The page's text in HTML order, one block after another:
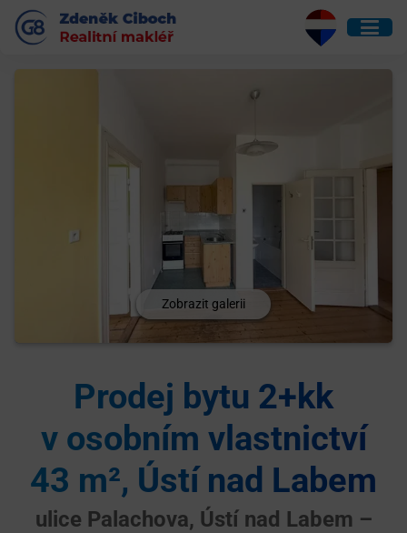
Zobrazit galerii
Prodej bytu 2+kk
v osobním vlastnictví
43 m², Ústí nad Labem
ulice Palachova, Ústí nad Labem –